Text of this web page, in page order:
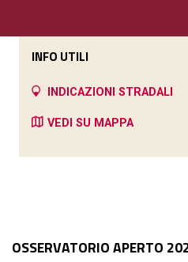
OSSERVATORIO APERTO
INFO UTILI
INDICAZIONI STRADALI
VEDI SU MAPPA